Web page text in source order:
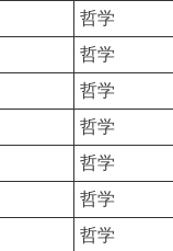
哲学
哲学
哲学
哲学
哲学
哲学
哲学